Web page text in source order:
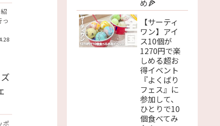
ポ
め🍕
【サーティ
ワン】アイ
ス10個が
1270円で楽
しめる超お
得イベント
『よくばり
フェス』に
参加して、
ひとりで10
個食べてみ